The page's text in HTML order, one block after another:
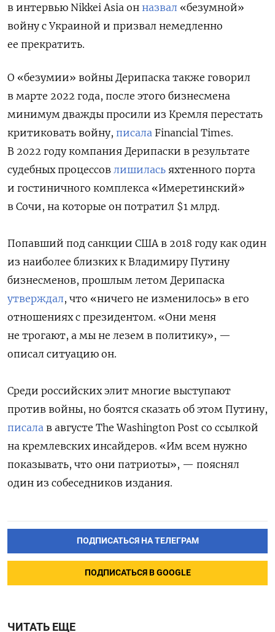
в интервью Nikkei Asia он назвал «безумной»
войну с Украиной и призвал немедленно
ее прекратить.
О «безумии» войны Дерипаска также говорил
в марте 2022 года, после этого бизнесмена
минимум дважды просили из Кремля перестать
критиковать войну, писала Financial Times.
В 2022 году компания Дерипаски в результате
судебных процессов лишилась яхтенного порта
и гостиничного комплекса «Имеретинский»
в Сочи, на которые он потратил $1 млрд.
Попавший под санкции США в 2018 году как один
из наиболее близких к Владимиру Путину
бизнесменов, прошлым летом Дерипаска
утверждал, что «ничего не изменилось» в его
отношениях с президентом. «Они меня
не трогают, а мы не лезем в политику», —
описал ситуацию он.
Среди российских элит многие выступают
против войны, но боятся сказать об этом Путину,
писала в августе The Washington Post со ссылкой
на кремлевских инсайдеров. «Им всем нужно
показывать, что они патриоты», — пояснял
один из собеседников издания.
ПОДПИСАТЬСЯ НА ТЕЛЕГРАМ
ПОДПИСАТЬСЯ В GOOGLE
ЧИТАТЬ ЕЩЕ